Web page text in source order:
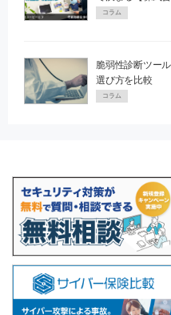
コラム
脆弱性診断ツー
選び方を比較
コラム